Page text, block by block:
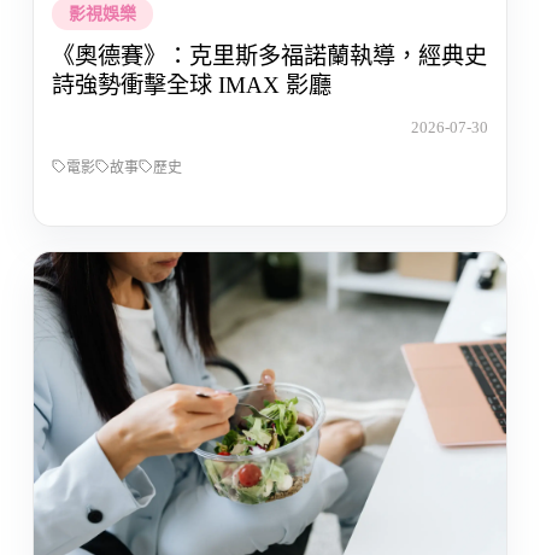
影視娛樂
《奧德賽》：克里斯多福諾蘭執導，經典史
詩強勢衝擊全球 IMAX 影廳
2026-07-30
電影 故事 歷史